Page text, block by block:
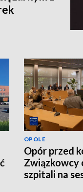
OPOLE
Opór przed
Związkowcy
szpitali na